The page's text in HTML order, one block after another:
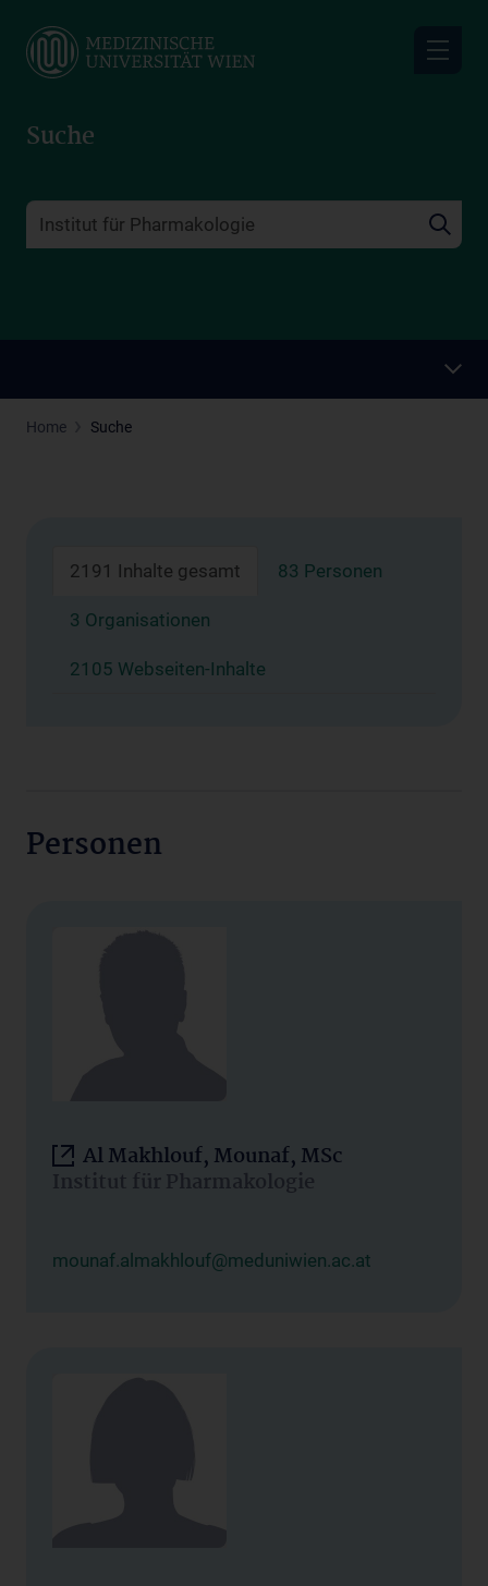
main
Suche
Home Suche
2191 Inhalte gesamt 83 Personen
3 Organisationen
2105 Webseiten-Inhalte
Personen
Al Makhlouf, Mounaf, MSc
Institut für Pharmakologie
mounaf.almakhlouf@meduniwien.ac.at